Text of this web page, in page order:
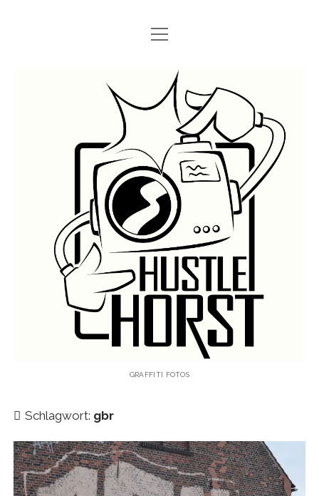
STARTSEITE
BERLIN GRAFFITI
Menü
öffnen
BERLIN BOMBINGS
BERLIN SUBWAY
BERLIN S-BAHN
TRAINS
LEGAL WALLS
HOTTER FRAGT…
ROSTOCK
REGIO
GÜTER
ATHENS GRAFFITI Menü
öffnen
ATHENS TRAINS
KAUGUMMIAUTOMATEN
TAGS
HAMBURG
LEIPZIG
Menü
öffnen
Hustlehorst
GRAFFITI FOTOS
Schlagwort: gbr